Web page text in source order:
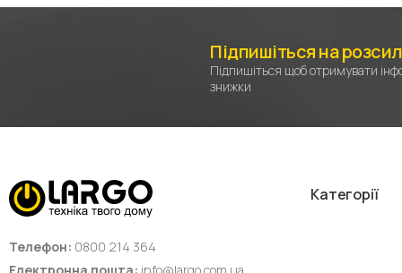
Підпишіться на
Підпишіться щоб отримувати
знижки
Телефон: 0800 214 364
Категорії